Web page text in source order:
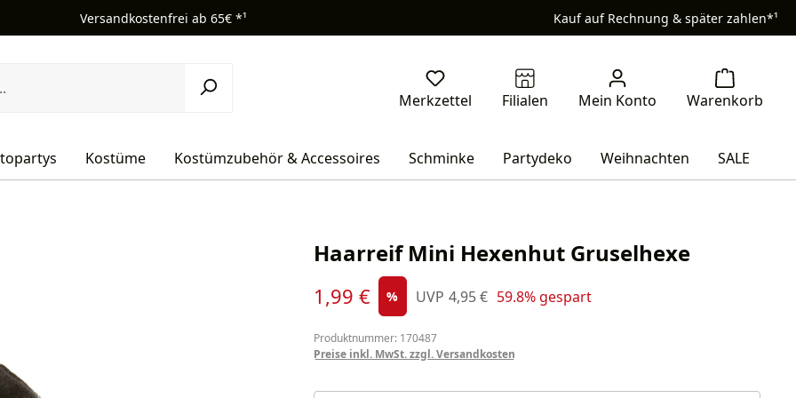
Versandkostenfrei ab 65€ *¹ Kauf auf Rechnung & später zahlen*¹
Kostüme Kostümzubehör & Accessoires Schminke Partydeko Weihnachten SALE
Haarreif Mini Hexenhut Gruselhexe
Verkaufspreis:
1,99 € % UVP
Regulärer Preis:
4,95 € 59.8% gespart
Produktnummer: 170487
Preise inkl. MwSt. zzgl. Versandkosten